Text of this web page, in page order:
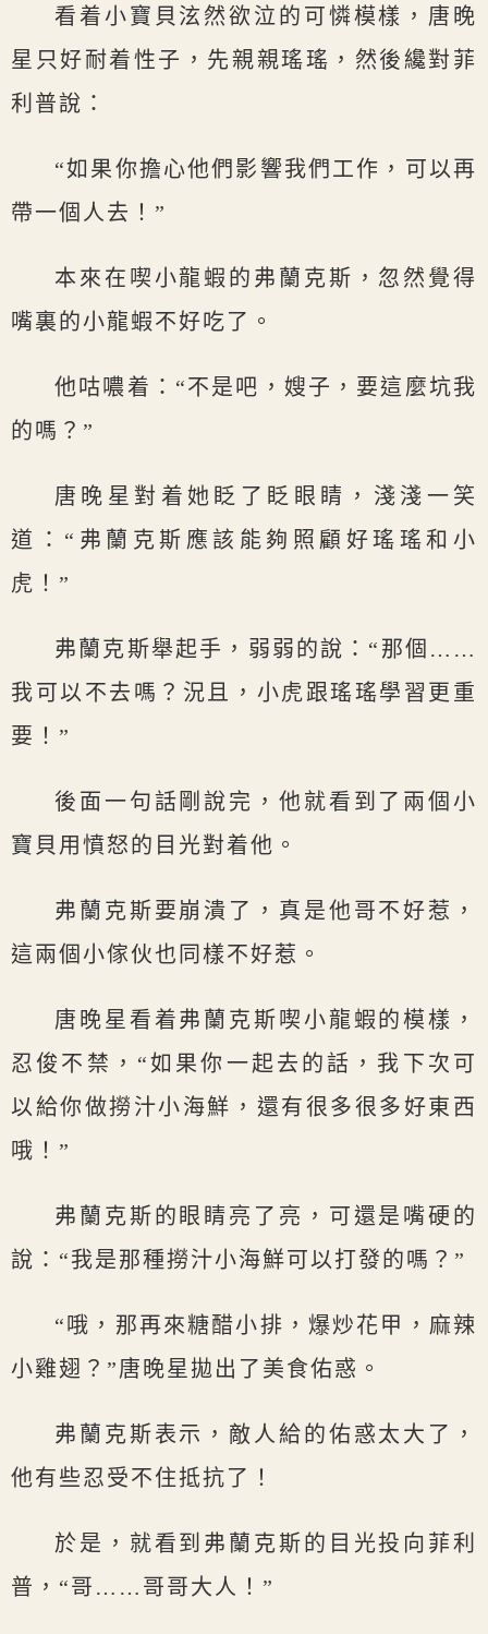
看着小寶貝泫然欲泣的可憐模樣，唐晚
星只好耐着性子，先親親瑤瑤，然後纔對菲
利普說：
“如果你擔心他們影響我們工作，可以再
帶一個人去！”
本來在喫小龍蝦的弗蘭克斯，忽然覺得
嘴裏的小龍蝦不好吃了。
他咕噥着：“不是吧，嫂子，要這麼坑我
的嗎？”
唐晚星對着她眨了眨眼睛，淺淺一笑
道：“弗蘭克斯應該能夠照顧好瑤瑤和小
虎！”
弗蘭克斯舉起手，弱弱的說：“那個……
我可以不去嗎？況且，小虎跟瑤瑤學習更重
要！”
後面一句話剛說完，他就看到了兩個小
寶貝用憤怒的目光對着他。
弗蘭克斯要崩潰了，真是他哥不好惹，
這兩個小傢伙也同樣不好惹。
唐晚星看着弗蘭克斯喫小龍蝦的模樣，
忍俊不禁，“如果你一起去的話，我下次可
以給你做撈汁小海鮮，還有很多很多好東西
哦！”
弗蘭克斯的眼睛亮了亮，可還是嘴硬的
說：“我是那種撈汁小海鮮可以打發的嗎？”
“哦，那再來糖醋小排，爆炒花甲，麻辣
小雞翅？”唐晚星拋出了美食佑惑。
弗蘭克斯表示，敵人給的佑惑太大了，
他有些忍受不住抵抗了！
於是，就看到弗蘭克斯的目光投向菲利
普，“哥……哥哥大人！”